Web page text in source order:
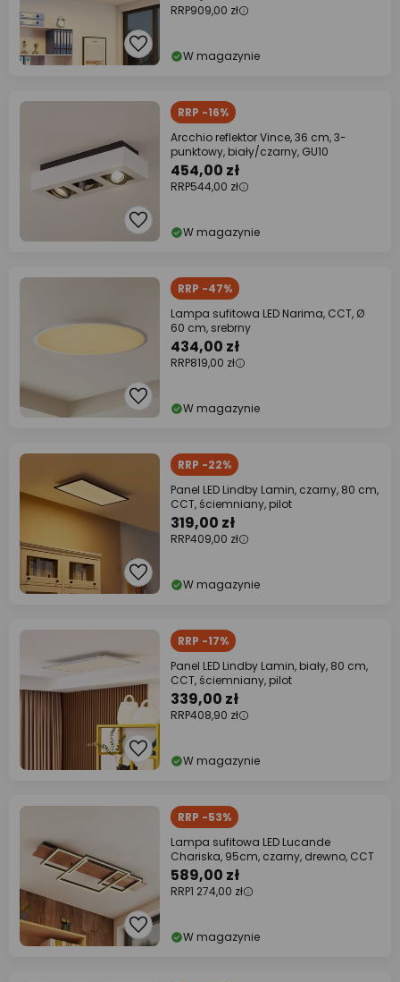
RRP909,00 zł
W magazynie
RRP -16%
Arcchio reflektor Vince, 36 cm, 3-
punktowy, biały/czarny, GU10
454,00 zł
RRP544,00 zł
W magazynie
RRP -47%
Lampa sufitowa LED Narima, CCT, Ø
60 cm, srebrny
434,00 zł
RRP819,00 zł
W magazynie
RRP -22%
Panel LED Lindby Lamin, czarny, 80 cm,
CCT, ściemniany, pilot
319,00 zł
RRP409,00 zł
W magazynie
RRP -17%
Panel LED Lindby Lamin, biały, 80 cm,
CCT, ściemniany, pilot
339,00 zł
RRP408,90 zł
W magazynie
RRP -53%
Lampa sufitowa LED Lucande
Chariska, 95cm, czarny, drewno, CCT
589,00 zł
RRP1 274,00 zł
W magazynie